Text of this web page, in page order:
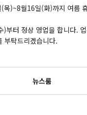
목)~8월16일(화)까지 여름
)부터 정상 영업을 합니다.
부탁드리겠습니다.
뉴스룸